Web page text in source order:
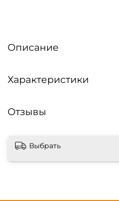
Описание
Характеристики
Отзывы
Выбрать